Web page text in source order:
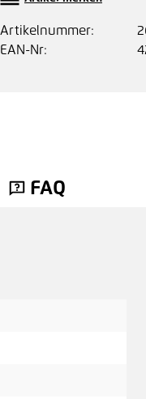
Artikelnummer:
EAN-Nr:
FAQ